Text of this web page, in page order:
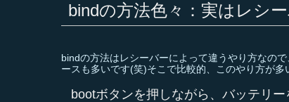
bindの方法色々：実はレシ
bindの方法はレシーバーによって違うやり方なの
ースも多いです(笑)そこで比較的、このやり方が
bootボタンを押しながら、バッテリー